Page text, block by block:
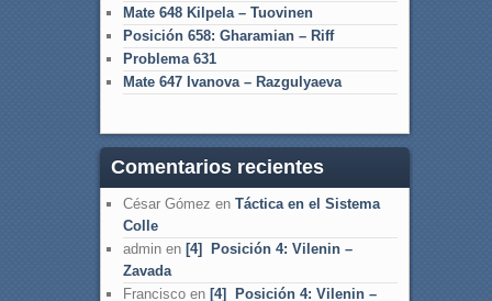
Mate 648 Kilpela – Tuovinen
Posición 658: Gharamian – Riff
Problema 631
Mate 647 Ivanova – Razgulyaeva
Comentarios recientes
César Gómez en Táctica en el Sistema
Colle
adminen [4] Posición 4: Vilenin –
Zavada
Franciscoen [4] Posición 4: Vilenin –